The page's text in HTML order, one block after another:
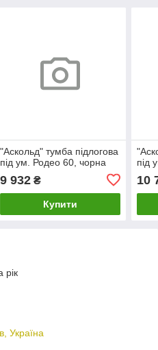
"Аскольд" тумба підлогова
під ум. Родео 60, чорна
9 932₴
Купити
під
10
рік
Україна